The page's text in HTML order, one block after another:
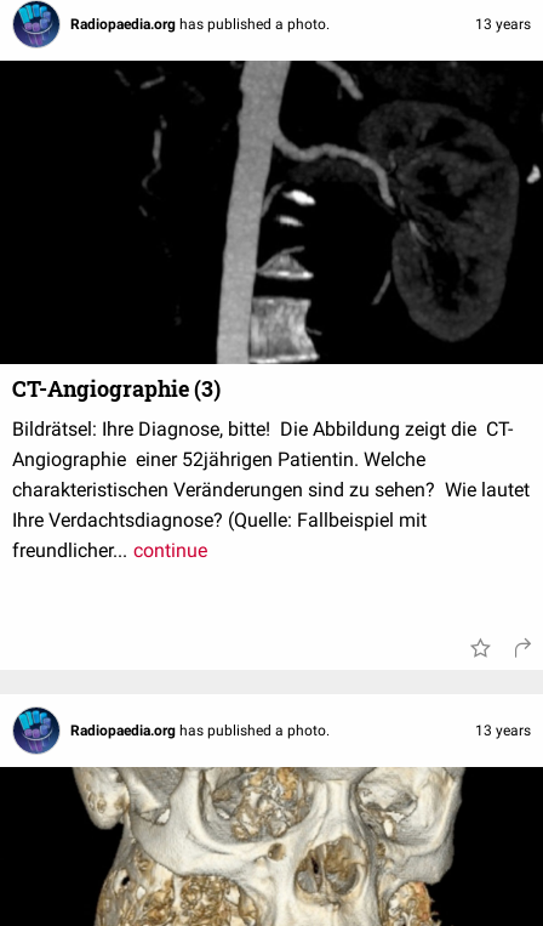
Radiopaedia.org has published a photo. 13 years
CT-Angiographie (3)
Bildrätsel: Ihre Diagnose, bitte! Die Abbildung zeigt die CT-
Angiographie einer 52jährigen Patientin. Welche
charakteristischen Veränderungen sind zu sehen? Wie lautet
Ihre Verdachtsdiagnose? (Quelle: Fallbeispiel mit
freundlicher... continue
Radiopaedia.org has published a photo. 13 years